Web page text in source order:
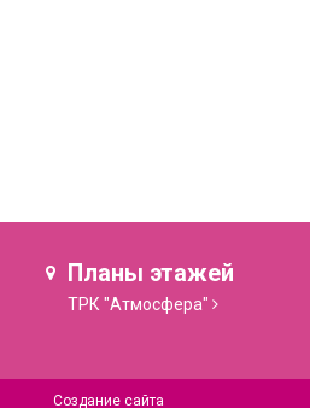
Планы этажей
ТРК "Атмосфера"
Создание сайта